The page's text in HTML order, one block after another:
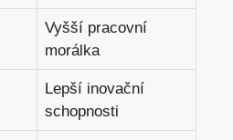
Vyšší pracovní
morálka
Lepší inovační
schopnosti